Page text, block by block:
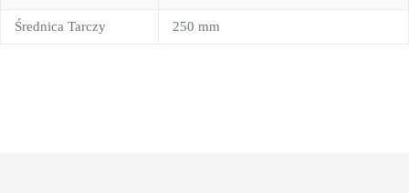
Średnica Tarczy 250 mm